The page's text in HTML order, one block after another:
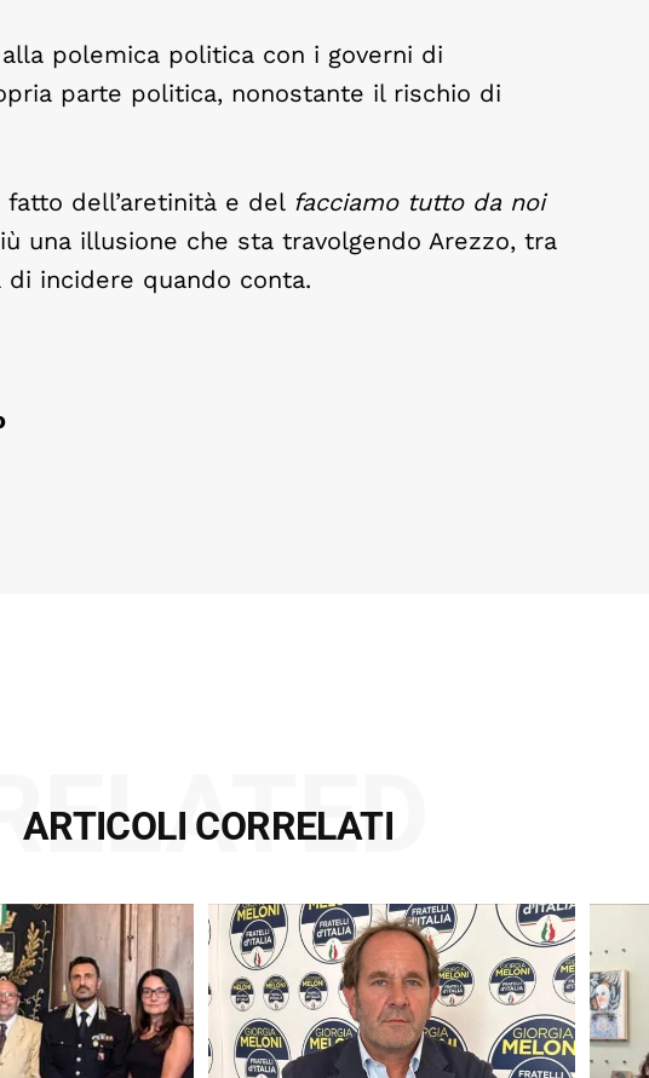
polemica politica con i governi di
parte politica, nonostante il rischio di
dell’aretinità e del facciamo tutto da noi
una illusione che sta travolgendo Arezzo, tra
incidere quando conta.
ARTICOLI CORRELATI
RELATED